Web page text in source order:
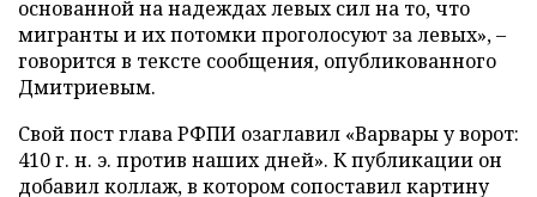
основанной на надеждах левых сил на то, что
мигранты и их потомки проголосуют за левых», –
говорится в тексте сообщения, опубликованного
Дмитриевым.
Свой пост глава РФПИ озаглавил «Варвары у ворот:
410 г. н. э. против наших дней». К публикации он
добавил коллаж, в котором сопоставил картину